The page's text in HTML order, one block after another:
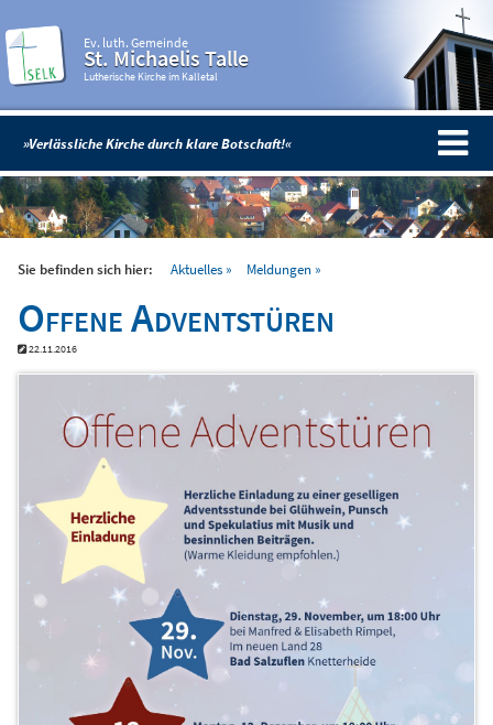
Ev. luth. Gemeinde
St. Michaelis Talle
Lutherische Kirche im Kalletal
»Verlässliche Kirche durch klare Botschaft!«
Sie befinden sich hier: Aktuelles Meldungen
Offene Adventstüren
22.11.2016